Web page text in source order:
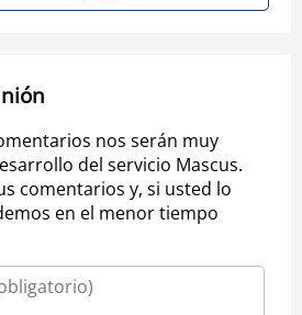
nos serán muy
del servicio Mascus.
comentarios y, si usted lo
en el menor tiempo